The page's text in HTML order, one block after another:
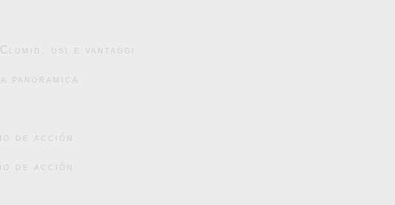
usi e vantaggi
panoramica
de acción
de acción